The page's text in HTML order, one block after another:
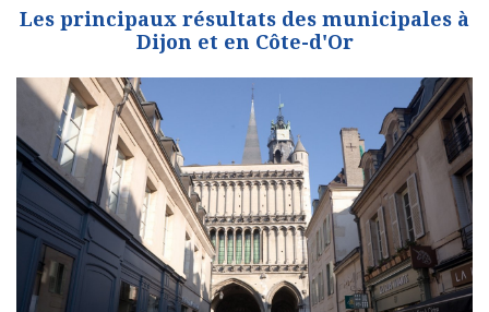
Les principaux résultats des municipales à
Dijon et en Côte-d'Or